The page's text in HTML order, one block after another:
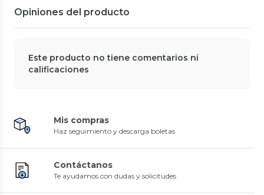
Opiniones del producto
Este producto no tiene comentarios ni
calificaciones
Mis compras
Haz seguimiento y descarga boletas
Contáctanos
Te ayudamos con dudas y solicitudes